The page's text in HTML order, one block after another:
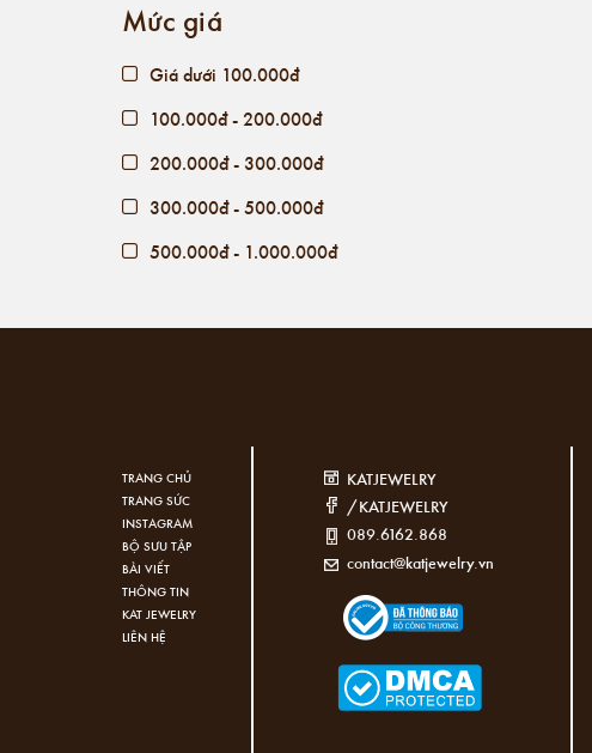
Mức giá
Giá dưới 100.000đ
100.000đ - 200.000đ
200.000đ - 300.000đ
300.000đ - 500.000đ
500.000đ - 1.000.000đ
TRANG CHỦ
TRANG SỨC
INSTAGRAM
BỘ SƯU TẬP
BÀI VIẾT
THÔNG TIN
KAT JEWELRY
LIÊN HỆ
KATJEWELRY
/KATJEWELRY
089.6162.868
contact@katjewelry.vn